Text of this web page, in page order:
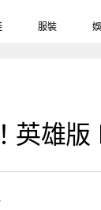
服裝
英雄